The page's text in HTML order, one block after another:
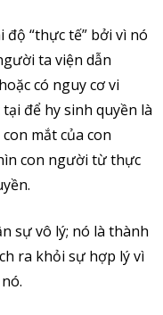
“thực tế” bởi vì nó
ta viện dẫn
có nguy cơ vi
để hy sinh quyền là
mắt của con
con người từ thực
sự vô lý; nó là thành
ra khỏi sự hợp lý vì